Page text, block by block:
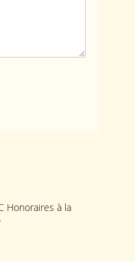
Honoraires à la